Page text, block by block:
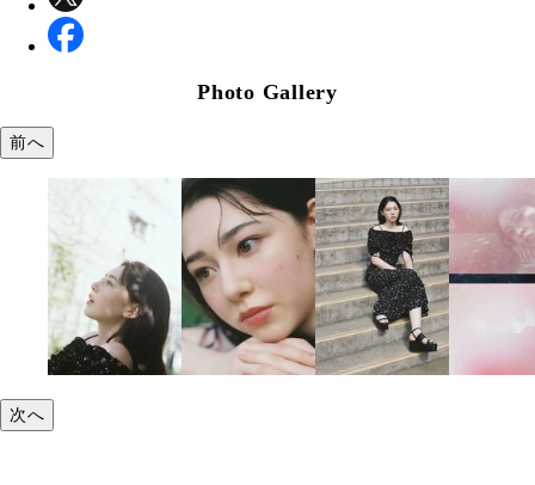
Photo Gallery
前へ
次へ